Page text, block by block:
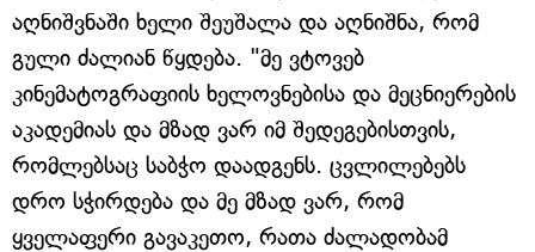
აღნიშვნაში ხელი შეუშალა და აღნიშნა, რომ
გული ძალიან წყდება. "მე ვტოვებ
კინემატოგრაფიის ხელოვნებისა და მეცნიერების
აკადემიას და მზად ვარ იმ შედეგებისთვის,
რომლებსაც საბჭო დაადგენს. ცვლილებებს
დრო სჭირდება და მე მზად ვარ, რომ
ყველაფერი გავაკეთო, რათა ძალადობამ